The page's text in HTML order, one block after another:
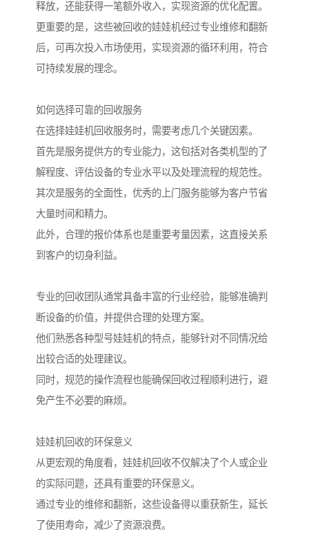
释放，还能获得一笔额外收入，实现资源的优化配置。
更重要的是，这些被回收的娃娃机经过专业维修和翻新
后，可再次投入市场使用，实现资源的循环利用，符合
可持续发展的理念。
如何选择可靠的回收服务
在选择娃娃机回收服务时，需要考虑几个关键因素。
首先是服务提供方的专业能力，这包括对各类机型的了
解程度、评估设备的专业水平以及处理流程的规范性。
其次是服务的全面性，优秀的上门服务能够为客户节省
大量时间和精力。
此外，合理的报价体系也是重要考量因素，这直接关系
到客户的切身利益。
专业的回收团队通常具备丰富的行业经验，能够准确判
断设备的价值，并提供合理的处理方案。
他们熟悉各种型号娃娃机的特点，能够针对不同情况给
出较合适的处理建议。
同时，规范的操作流程也能确保回收过程顺利进行，避
免产生不必要的麻烦。
娃娃机回收的环保意义
从更宏观的角度看，娃娃机回收不仅解决了个人或企业
的实际问题，还具有重要的环保意义。
通过专业的维修和翻新，这些设备得以重获新生，延长
了使用寿命，减少了资源浪费。